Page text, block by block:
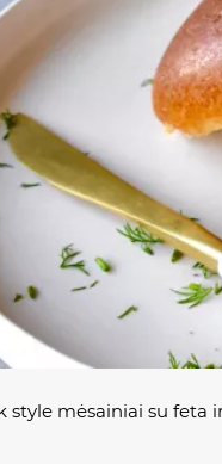
style mėsainiai su feta